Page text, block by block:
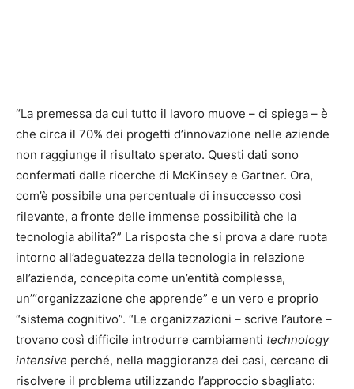
“La premessa da cui tutto il lavoro muove – ci spiega – è
che circa il 70% dei progetti d’innovazione nelle aziende
non raggiunge il risultato sperato. Questi dati sono
confermati dalle ricerche di McKinsey e Gartner. Ora,
com’è possibile una percentuale di insuccesso così
rilevante, a fronte delle immense possibilità che la
tecnologia abilita?” La risposta che si prova a dare ruota
intorno all’adeguatezza della tecnologia in relazione
all’azienda, concepita come un’entità complessa,
un’“organizzazione che apprende” e un vero e proprio
“sistema cognitivo”. “Le organizzazioni – scrive l’autore –
trovano così difficile introdurre cambiamenti technology
intensive perché, nella maggioranza dei casi, cercano di
risolvere il problema utilizzando l’approccio sbagliato: